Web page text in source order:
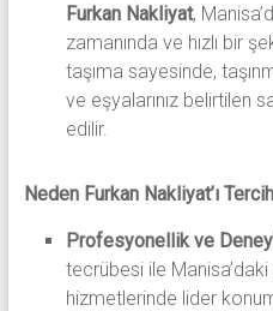
Furkan Nakliyat,
zamanında ve hızlı bir
taşıma sayesinde,
ve eşyalarınız belirtilen
edilir.
Neden Furkan Nakliyat’ı
Profesyonellik ve
tecrübesi ile
hizmetlerinde lider